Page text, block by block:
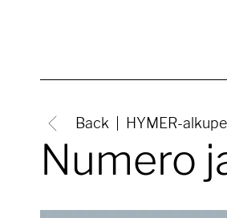
Back HYMER-
Numero